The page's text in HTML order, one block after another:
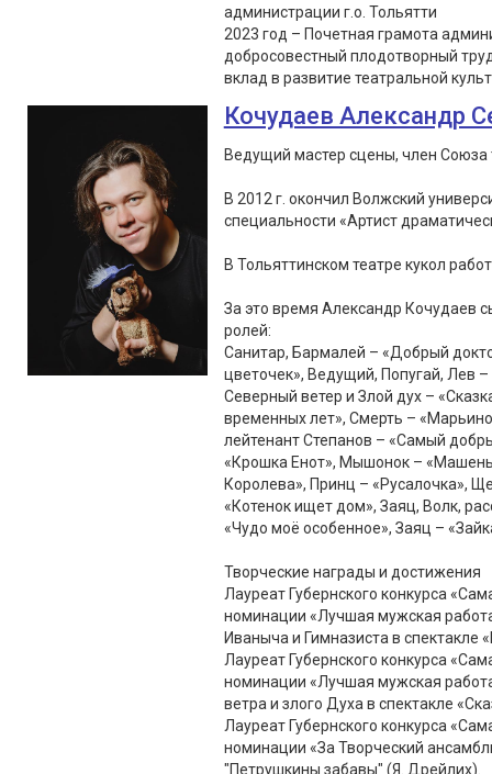
администрации г.о. Тольятти
2023 год – Почетная грамота
добросовестный плодотворный
вклад в развитие театральной
Кочудаев Александр
Ведущий мастер сцены, член Союза
В 2012 г. окончил Волжский
специальности «Артист
В Тольяттинском театре кукол
За это время Александр Кочудаев
ролей:
Санитар, Бармалей – «Добрый
цветочек», Ведущий, Попугай, Лев
Северный ветер и Злой дух –
временных лет», Смерть –
лейтенант Степанов – «Самый
«Крошка Енот», Мышонок –
Королева», Принц – «Русалочка»,
«Котенок ищет дом», Заяц, Волк,
«Чудо моё особенное», Заяц –
Творческие награды и достижения
Лауреат Губернского конкурса
номинации «Лучшая мужская
Иваныча и Гимназиста в спектакле
Лауреат Губернского конкурса
номинации «Лучшая мужская
ветра и злого Духа в спектакле
Лауреат Губернского конкурса
номинации «За Творческий
"Петрушкины забавы" (Я. Дрейлих).